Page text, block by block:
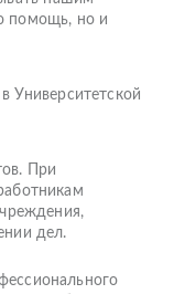
помощь, но и
Университетской
При
дел.